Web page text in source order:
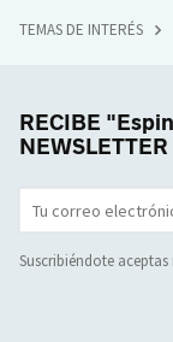
TEMAS DE INTERÉS
RECIBE
Suscribiéndote aceptas